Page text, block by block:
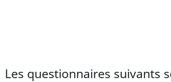
Les questionnaires suivants